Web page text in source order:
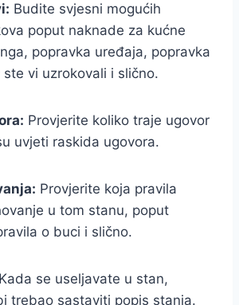
Budite svjesni mogućih
poput naknade za kućne
popravka uređaja, popravka
vi uzrokovali i slično.
Provjerite koliko traje ugovor
uvjeti raskida ugovora.
Provjerite koja pravila
u tom stanu, poput
o buci i slično.
Kada se useljavate u stan,
trebao sastaviti popis stanja.